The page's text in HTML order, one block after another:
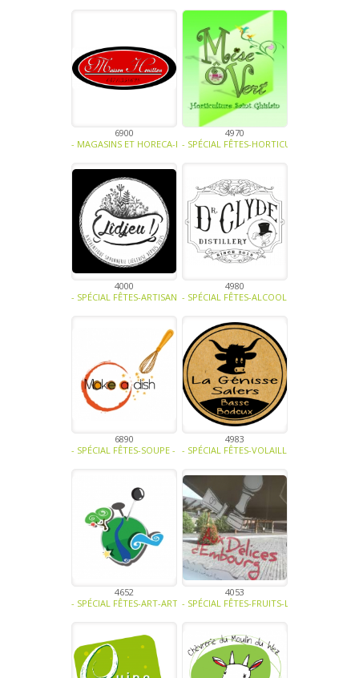
6900
- MAGASINS ET HORECA-FRUITS-LÉGUMES-PLANTE AROMATIQUE -
4970
- SPÉCIAL FÊTES-HORTICULTURE-
4000
- SPÉCIAL FÊTES-ARTISANAT -
4980
- SPÉCIAL FÊTES-ALCOOL -
6890
- SPÉCIAL FÊTES-SOUPE - TRAITEUR - SAUCE- TAPENADE-VIANDE -
4983
- SPÉCIAL FÊTES-VOLAILLE - OEUFS-
4652
- SPÉCIAL FÊTES-ART-ARTISANAT -
4053
- SPÉCIAL FÊTES-FRUITS-LÉGUMES-